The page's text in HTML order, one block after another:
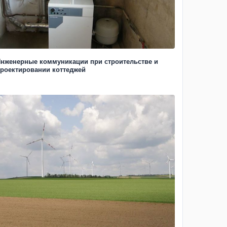
коммуникации при строительстве и
коттеджей